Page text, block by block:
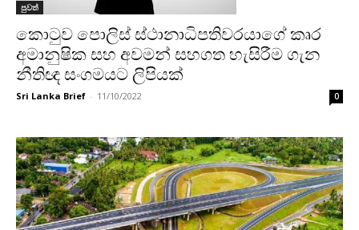
පුවත්
කොටුව පොලිස් ස්ථානාධිපතිවරයාගේ කෘර
අමානුෂික සහ අවමන් සහගත හැසිරීම ගැන
නීතිඥ සංගමයට ලිපියක්
Sri Lanka Brief - 11/10/2022 0